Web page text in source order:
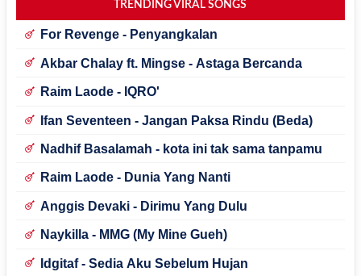
TRENDING VIRAL SONGS
For Revenge - Penyangkalan
Akbar Chalay ft. Mingse - Astaga Bercanda
Raim Laode - IQRO'
Ifan Seventeen - Jangan Paksa Rindu (Beda)
Nadhif Basalamah - kota ini tak sama tanpamu
Raim Laode - Dunia Yang Nanti
Anggis Devaki - Dirimu Yang Dulu
Naykilla - MMG (My Mine Gueh)
Idgitaf - Sedia Aku Sebelum Hujan